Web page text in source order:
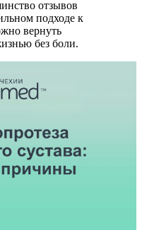
отзывов
подходе к
вернуть
без боли.